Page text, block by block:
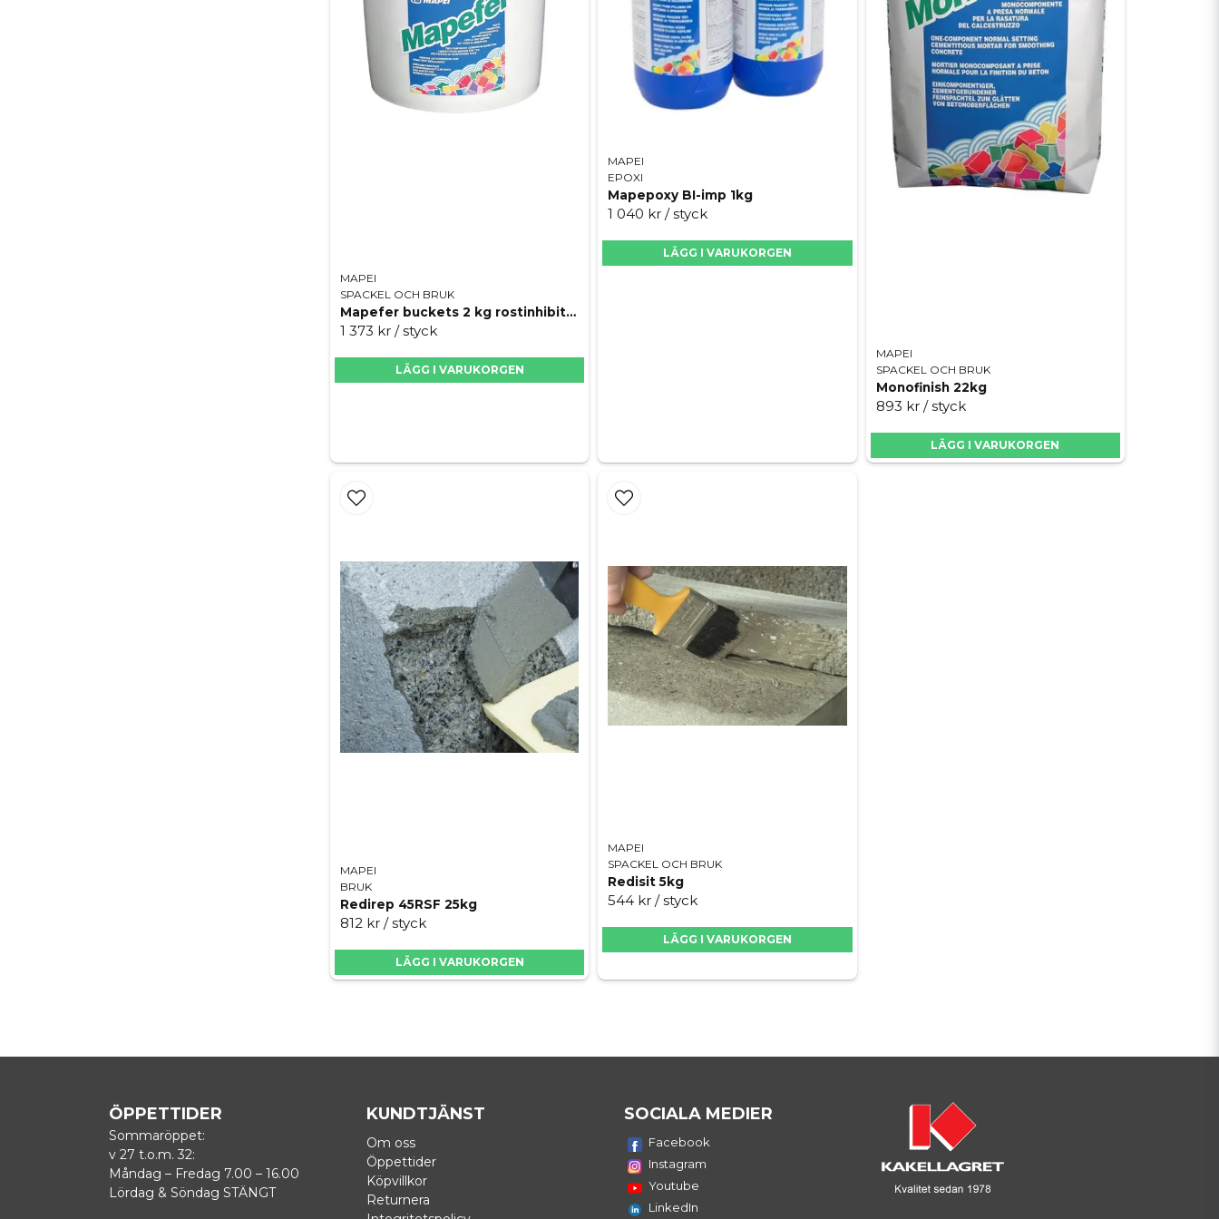
MAPEI
SPACKEL OCH BRUK
Mapefer buckets 2 kg rostinhibitor före Redirep
1 373 kr / styck
LÄGG I VARUKORGEN
MAPEI
EPOXI
Mapepoxy BI-imp 1kg
1 040 kr / styck
LÄGG I VARUKORGEN
MAPEI
SPACKEL OCH BRUK
Monofinish 22kg
893 kr / styck
LÄGG I VARUKORGEN
MAPEI
BRUK
Redirep 45RSF 25kg
812 kr / styck
LÄGG I VARUKORGEN
MAPEI
SPACKEL OCH BRUK
Redisit 5kg
544 kr / styck
LÄGG I VARUKORGEN
ÖPPETTIDER
Sommaröppet:
v 27 t.o.m. 32:
Måndag – Fredag 7.00 – 16.00
Lördag & Söndag STÄNGT
KUNDTJÄNST
Om oss
Öppettider
Köpvillkor
Returnera
SOCIALA MEDIER
Facebook
Instagram
Youtube
LinkedIn